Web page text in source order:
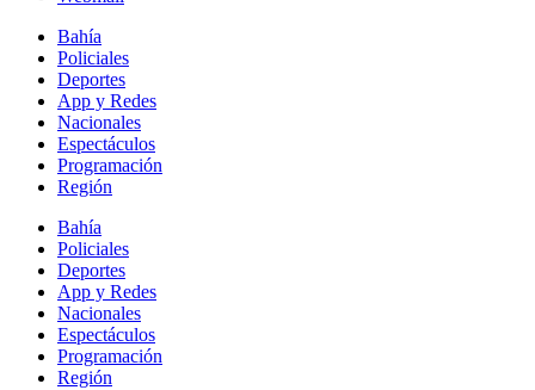
Bahía
Policiales
Deportes
App y Redes
Nacionales
Espectáculos
Programación
Región
Bahía
Policiales
Deportes
App y Redes
Nacionales
Espectáculos
Programación
Región